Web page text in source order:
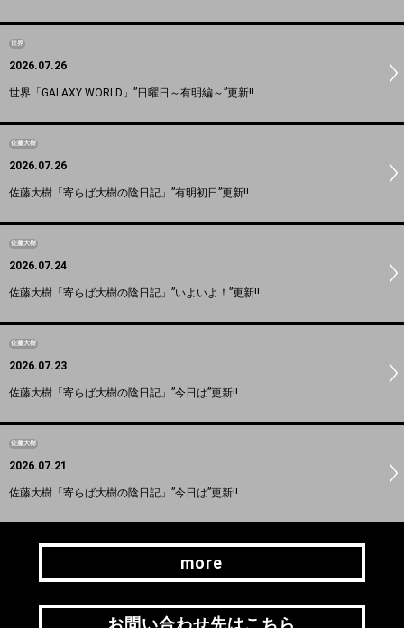
世界
2026.07.26
世界「GALAXY WORLD」”日曜日～有明編～”更新!!
佐藤大樹
2026.07.26
佐藤大樹「寄らば大樹の陰日記」”有明初日”更新!!
佐藤大樹
2026.07.24
佐藤大樹「寄らば大樹の陰日記」”いよいよ！”更新!!
佐藤大樹
2026.07.23
佐藤大樹「寄らば大樹の陰日記」”今日は”更新!!
佐藤大樹
2026.07.21
佐藤大樹「寄らば大樹の陰日記」”今日は”更新!!
more
more
お問い合わせ先はこちら
お問い合わせ先はこちら